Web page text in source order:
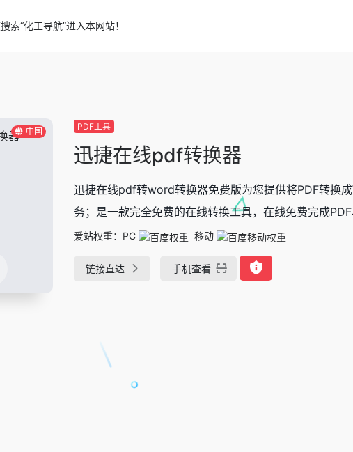
索“化工导航”进入本网站！
中国 PDF工具
迅捷在线pdf转换器
迅捷在线pdf转word转换器免费版为您提供将PDF转换
务；是一款完全免费的在线转换工具，在线免费完成
爱站权重： PC 移动
链接直达 手机查看